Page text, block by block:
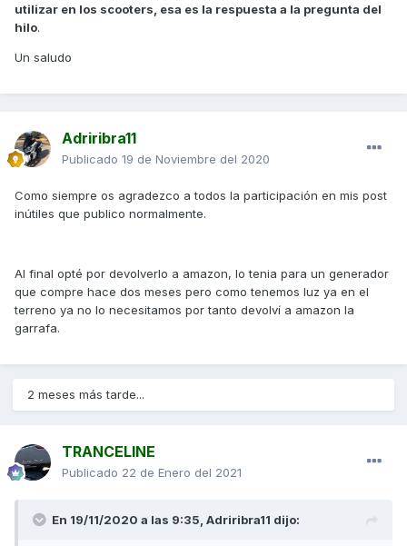
utilizar en los scooters, esa es la respuesta a la pregunta del
hilo.
Un saludo
Adriribra11
Publicado 19 de Noviembre del 2020
Como siempre os agradezco a todos la participación en mis post
inútiles que publico normalmente.
Al final opté por devolverlo a amazon, lo tenia para un generador
que compre hace dos meses pero como tenemos luz ya en el
terreno ya no lo necesitamos por tanto devolví a amazon la
garrafa.
2 meses más tarde...
TRANCELINE
Publicado 22 de Enero del 2021
En 19/11/2020 a las 9:35, Adriribra11 dijo: